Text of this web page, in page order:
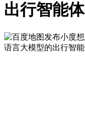
出行智能体